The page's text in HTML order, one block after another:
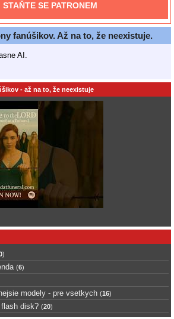
STAŇTE SE PATRONEM
fanúšikov. Až na to, že neexistuje.
AI.
- až na to, že neexistuje
)
(6)
modely - pre vsetkych (16)
disk? (20)